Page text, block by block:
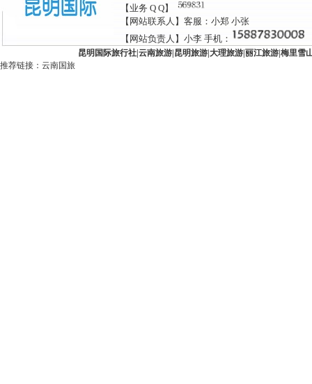
【业务 Q Q】
【网站联系人】客服：小郑 小张
【网站负责人】小李 手机：
昆明国际旅行社| 云南旅游| 昆明旅游| 大理旅游| 丽江旅游| 梅里雪
推荐链接： 云南国旅